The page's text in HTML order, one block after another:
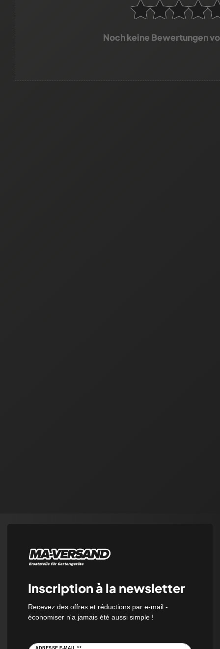
Noch keine Bewertungen
Inscription à la newsletter
Recevez des offres et réductions par e-mail -
économiser n'a jamais été aussi simple !